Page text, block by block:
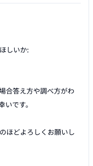
しいか:
合答え方や調べ方がわ
です。
ほどよろしくお願いし